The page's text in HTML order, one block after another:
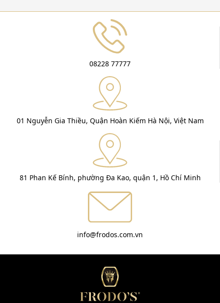
08228 77777
01 Nguyễn Gia Thiều, Quận Hoàn Kiếm Hà Nội, Việt Nam
81 Phan Kế Bính, phường Đa Kao, quận 1, Hồ Chí Minh
info@frodos.com.vn